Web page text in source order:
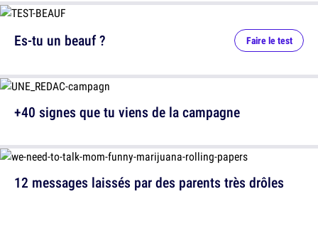
12 messages laissés par des parents très drôles
Es-tu un beauf ? Faire le test
+40 signes que tu viens de la campagne